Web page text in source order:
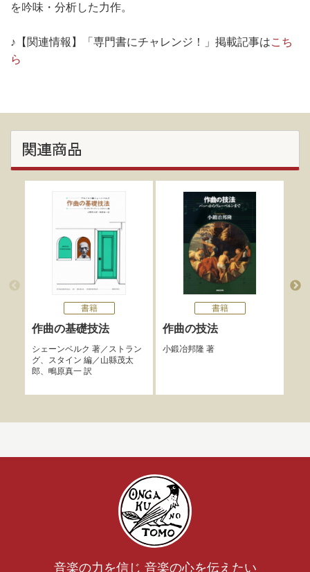
を吟味・分析した力作。
♪【関連情報】「専門書にチャレンジ！」掲載記事はこち
ら
関連商品
書籍
作曲の基礎技法
シェーンベルク 著／ ストラン
グ、 スタイン 編／ 山縣茂太
郎、 鴫原真一訳
書籍
作曲の技法
小鍛冶邦隆 著
音楽の力を信じ 音楽の心を伝えたい